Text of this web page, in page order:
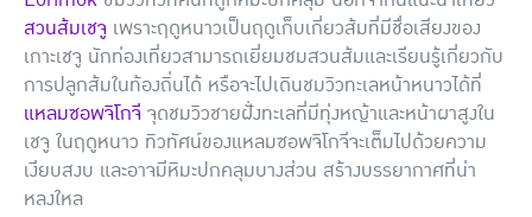
สวนส้มเชจู เพราะฤดูหนาวเป็นฤดูเก็บเกี่ยวส้มที่มีชื่อเสียงของ
เกาะเชจู นักท่องเที่ยวสามารถเยี่ยมชมสวนส้มและเรียนรู้เกี่ยวกับ
การปลูกส้มในท้องถิ่นได้ หรือจะไปเดินชมวิวทะเลหน้าหนาวได้ที่
แหลมซอพจิโกจี จุดชมวิวชายฝั่งทะเลที่มีทุ่งหญ้าและหน้าผาสูงใน
เชจู ในฤดูหนาว ทิวทัศน์ของแหลมซอพจิโกจีจะเต็มไปด้วยความ
เงียบสงบ และอาจมีหิมะปกคลุมบางส่วน สร้างบรรยากาศที่น่า
หลงใหล